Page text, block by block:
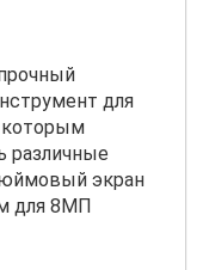
для
которым
различные
экран
для 8МП